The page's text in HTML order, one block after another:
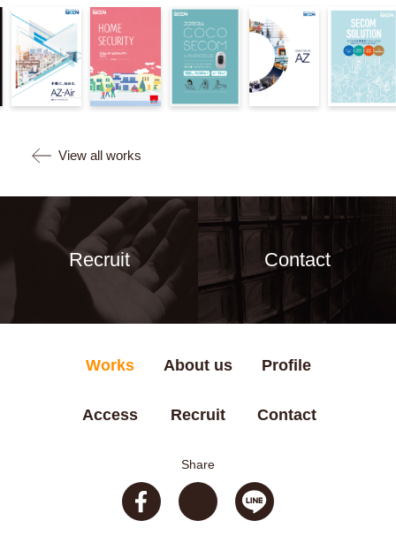
View all works
Recruit Contact
Works About us Profile
Access Recruit Contact
Share